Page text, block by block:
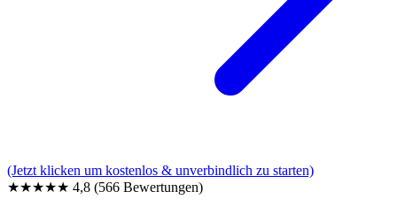
(Jetzt klicken um kostenlos & unverbindlich zu starten)
★★★★★ 4,8 (566 Bewertungen)